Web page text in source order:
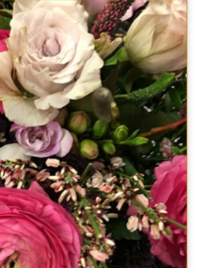
HOCHZEIT